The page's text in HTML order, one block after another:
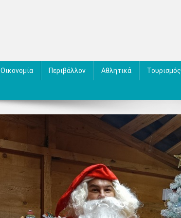
Οικονομία Περιβάλλον Αθλητικά Τουρισμός